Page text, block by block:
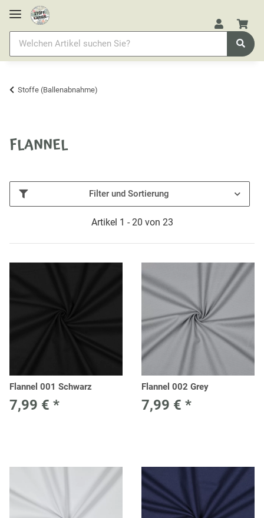
Stoffe (Ballenabnahme)
FLANNEL
Filter und Sortierung
Artikel 1 - 20 von 23
Flannel 001 Schwarz
7,99 € *
Flannel 002 Grey
7,99 € *